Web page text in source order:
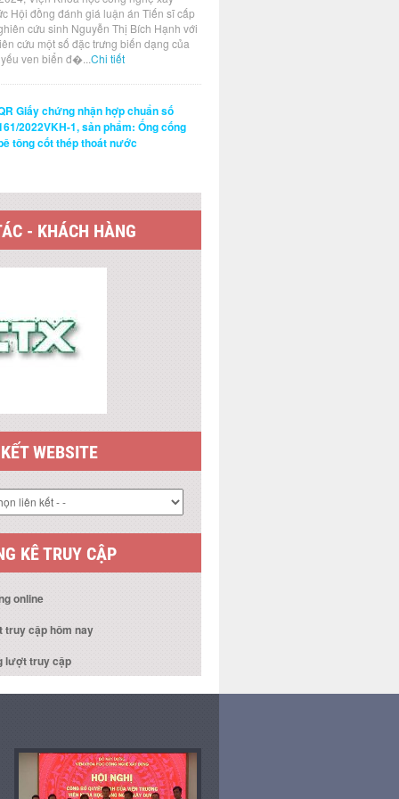
Hội đồng đánh giá luận án Tiến sĩ cấp
cứu sinh Nguyễn Thị Bích Hạnh với
cứu một số đặc trưng biến dạng của
ven biển đ�...Chi tiết
Giấy chứng nhận hợp chuẩn số
2022VKH-1, sản phẩm: Ống cống
tông cốt thép thoát nước
- KHÁCH HÀNG
WEBSITE
KÊ TRUY CẬP
online
truy cập hôm nay
lượt truy cập